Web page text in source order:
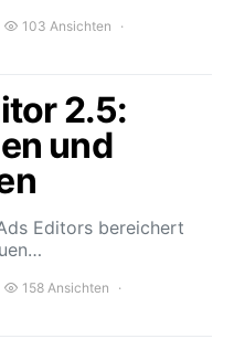
103 Ansichten
2.5:
und
Editors bereichert
158 Ansichten